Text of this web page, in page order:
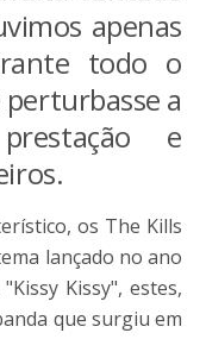
apenas
todo o
a
e
os The Kills
lançado no ano
Kissy", estes,
que surgiu em